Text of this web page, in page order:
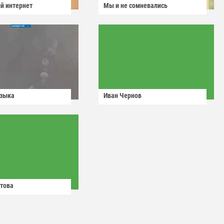
интернет Мы и не сомневались
Иван Чернов